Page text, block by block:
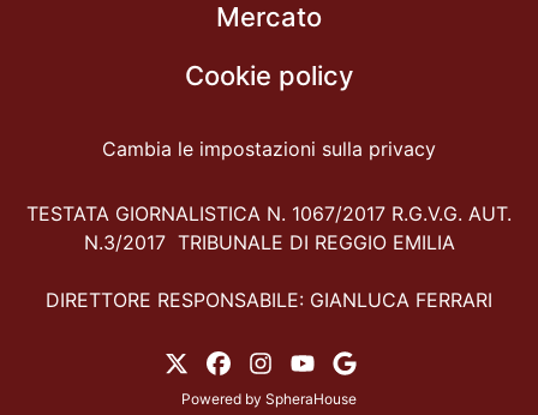
Mercato
Cookie policy
Cambia le impostazioni sulla privacy
TESTATA GIORNALISTICA N. 1067/2017 R.G.V.G. AUT.
N.3/2017 TRIBUNALE DI REGGIO EMILIA
DIRETTORE RESPONSABILE: GIANLUCA FERRARI
Powered by SpheraHouse